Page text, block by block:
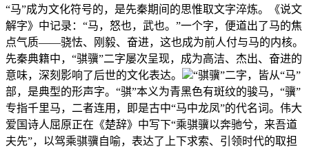
“马”成为文化符号的，是先秦期间的思惟取文字淬炼。《说文
解字》中记录：“马，怒也，武也。”一个字，便道出了马的焦
点气质——骁怯、刚毅、奋进，这也成为前人付与马的内核。
先秦典籍中，“骐骥”二字屡次呈现，成为高洁、杰出、奋进的
意味，深刻影响了后世的文化表达。
“骐骥”二字，皆从“马”
部，是典型的形声字。“骐”本义为青黑色有斑纹的骏马，“骥”
专指千里马，二者连用，即是古中“马中龙凤”的代名词。伟大
爱国诗人屈原正在《楚辞》中写下“乘骐骥以奔驰兮，来吾道
夫先”，以驾乘骐骥自喻，表达了上下求索、引领时代的取担